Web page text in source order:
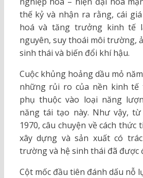
thế kỷ và nhận ra rằng, cái
hoá và tăng trưởng kinh tế
nguyên, suy thoái môi trường,
sinh thái và biến đổi khí hậu.
Cuộc khủng hoảng dầu mỏ
những rủi ro của nền kinh tế
phụ thuộc vào loại năng
năng tái tạo này. Như vậy,
1970, câu chuyện về cách
xây dựng và sản xuất có
trường và hệ sinh thái đã được
Cột mốc đầu tiên đánh dấu nỗ